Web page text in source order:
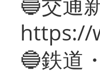
https://
🔵鉄道